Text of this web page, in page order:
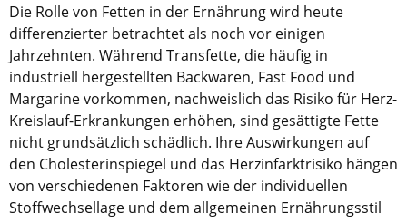
Die Rolle von Fetten in der Ernährung wird heute
differenzierter betrachtet als noch vor einigen
Jahrzehnten. Während Transfette, die häufig in
industriell hergestellten Backwaren, Fast Food und
Margarine vorkommen, nachweislich das Risiko für Herz-
Kreislauf-Erkrankungen erhöhen, sind gesättigte Fette
nicht grundsätzlich schädlich. Ihre Auswirkungen auf
den Cholesterinspiegel und das Herzinfarktrisiko hängen
von verschiedenen Faktoren wie der individuellen
Stoffwechsellage und dem allgemeinen Ernährungsstil